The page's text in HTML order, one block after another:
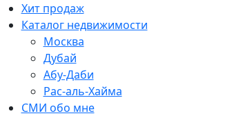
Хит продаж
Каталог недвижимости
Москва
Дубай
Абу-Даби
Рас-аль-Хайма
СМИ обо мне